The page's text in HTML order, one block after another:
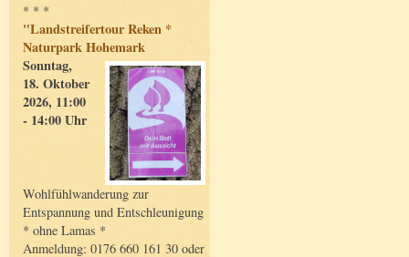
* * *
"Landstreifertour Reken *
Naturpark Hohemark
Sonntag,
18. Oktober
2026, 11:00
- 14:00 Uhr
Wohlfühlwanderung zur
Entspannung und Entschleunigung
* ohne Lamas *
Anmeldung: 0176 660 161 30 oder